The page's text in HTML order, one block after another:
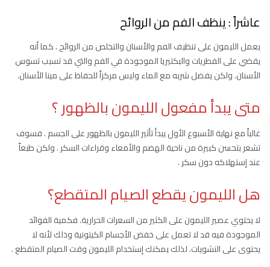
عاشراً : ينظف الفم من الروائح
يعمل الليمون على تنظيف الفم والأسنان والتخلص من الروائح . كما أنه
يقضي على الفطريات والبكتيريا الموجودة في الفم والتي قد تسبب تسوس
الأسنان. ولكن يفضل شربه مع الماء وليس مركزاً للحفاظ على مينا الأسنان.
متى يبدأ مفعول الليمون بالظهور ؟
غالباً مع نهاية الأسبوع الأول يبدأ تأثير الليمون بالظهور على الجسم . فسوف
تشعر بتحسن كبيرة من ناحية الهضم والأمعاء وقراءات السكر . ولكن طبعاً
عند إستهلاكه دون سكر .
هل الليمون يقطع الصيام المتقطع؟
لا يحتوي عصير الليمون على الكثير من السعرات الحرارية. فكمية الفوائد
الموجودة فيه قد لا تعمل على خفض الأجسام الكيتونية وذلك لأنه لا
يحتوى على النشويات. لذلك يمكنك إستخدام الليمون وقت الصيام المتقطع .